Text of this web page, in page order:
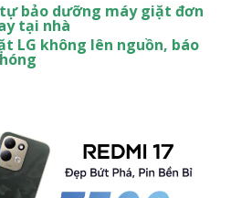
bảo dưỡng máy giặt đơn
tại nhà
LG không lên nguồn, báo